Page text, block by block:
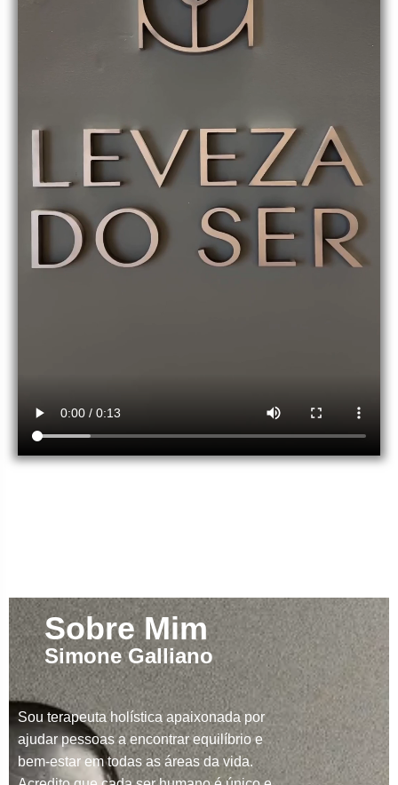
Sobre Mim
Simone Galliano
Sou terapeuta holística apaixonada por
ajudar pessoas a encontrar equilíbrio e
bem-estar em todas as áreas da vida.